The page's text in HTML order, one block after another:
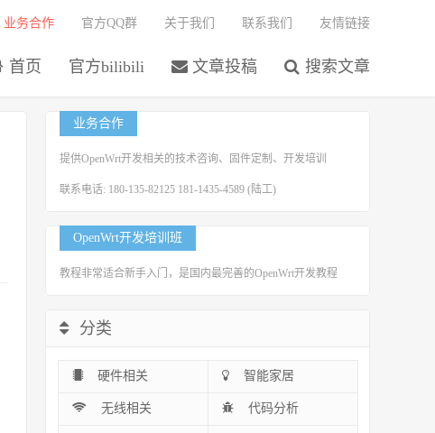
首页 官方bilibili 文章投稿 搜索文章
业务合作 官方QQ群 关于我们 联系我们 友情链接
业务合作
提供OpenWrt开发相关的技术咨询、固件定制、开发培训
联系电话: 180-135-82125 181-1435-4589 (陆工)
OpenWrt开发培训班
教程非常适合新手入门，是国内最完善的OpenWrt开发教程
分类
硬件相关 智能家居
无线相关 代码分析